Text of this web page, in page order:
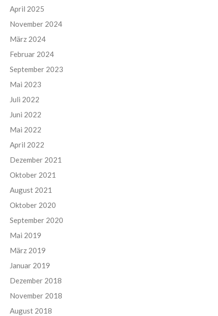
April 2025
November 2024
März 2024
Februar 2024
September 2023
Mai 2023
Juli 2022
Juni 2022
Mai 2022
April 2022
Dezember 2021
Oktober 2021
August 2021
Oktober 2020
September 2020
Mai 2019
März 2019
Januar 2019
Dezember 2018
November 2018
August 2018